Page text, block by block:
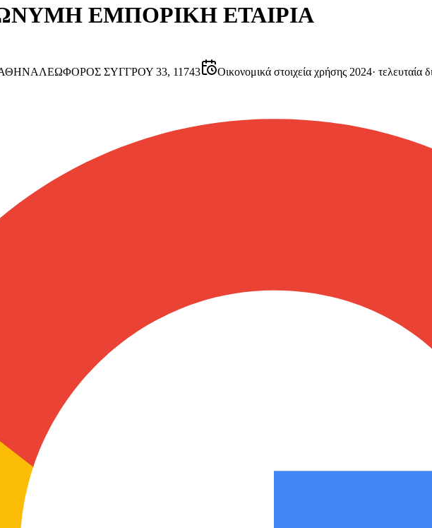
ΕΜΠΟΡΙΚΗ ΕΤΑΙΡΙΑ
ΛΕΩΦΟΡΟΣ ΣΥΓΓΡΟΥ 33, 11743 Οικονομικά στοιχεία χρήσης 2024· τελευταία